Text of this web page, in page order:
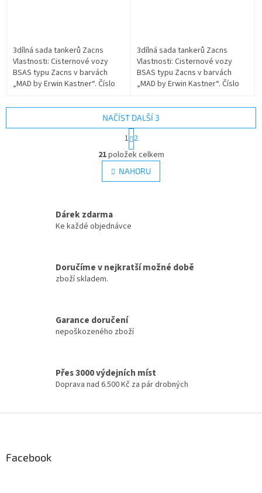
3dílná sada tankerů Zacns
Vlastnosti: Cisternové vozy
BSAS typu Zacns v barvách
„MAD by Erwin Kastner“. Číslo
„ZEBRA“ Číslo UIC 2: D-BSAS 37...
3dílná sada tankerů Zacns
Vlastnosti: Cisternové vozy
BSAS typu Zacns v barvách
„MAD by Erwin Kastner“. Číslo
„PIKE FISH“ Číslo UIC 2: D-BSAS...
O
v
l
á
í
v
k
i
s
NAČÍST DALŠÍ 3
S
t
r
á
n
k
n
í
1 2
21položek celkem
NAHORU
Dárek zdarma
Ke každé objednávce
Doručíme v nejkratší možné době
zboží skladem.
Garance doručení
nepoškozeného zboží
Přes 3000 výdejních míst
Doprava nad 6.500 Kč za pár drobných
Facebook